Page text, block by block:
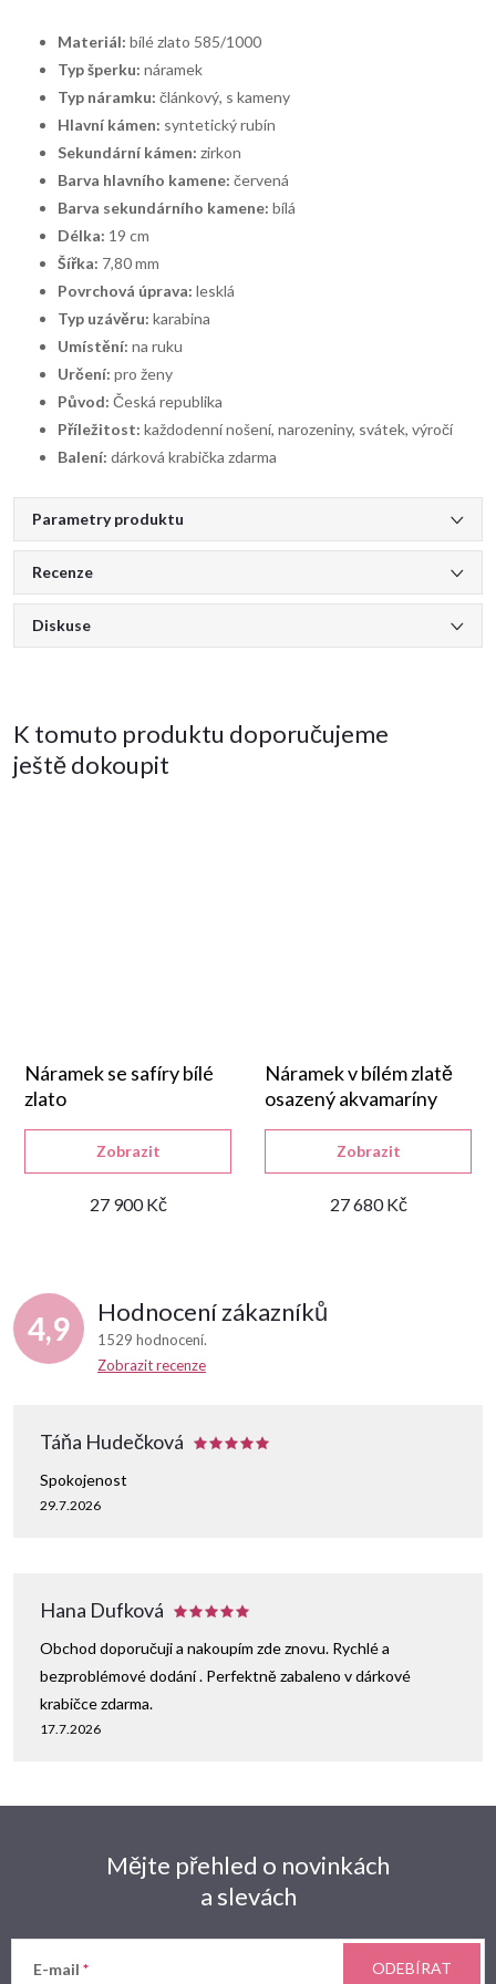
Materiál: bílé zlato 585/1000
Typ šperku: náramek
Typ náramku: článkový, s kameny
Hlavní kámen: syntetický rubín
Sekundární kámen: zirkon
Barva hlavního kamene: červená
Barva sekundárního kamene: bílá
Délka: 19 cm
Šířka: 7,80 mm
Povrchová úprava: lesklá
Typ uzávěru: karabina
Umístění: na ruku
Určení: pro ženy
Původ: Česká republika
Příležitost: každodenní nošení, narozeniny, svátek, výročí
Balení: dárková krabička zdarma
Parametry produktu
Recenze
Diskuse
K tomuto produktu doporučujeme
ještě dokoupit
Náramek se safíry bílé
zlato
27 900 Kč
Zobrazit
Náramek v bílém zlatě
osazený akvamaríny
27 680 Kč
Zobrazit
4,9 Hodnocení zákazníků
1529 hodnocení
Zobrazit recenze
Táňa Hudečková
29.7.2026
Spokojenost
Hana Dufková
17.7.2026
Obchod doporučuji a nakoupím zde znovu. Rychlé a
bezproblémové dodání . Perfektně zabaleno v dárkové
krabičce zdarma.
Mějte přehled o novinkách
a slevách
E-mail ODEBÍRAT